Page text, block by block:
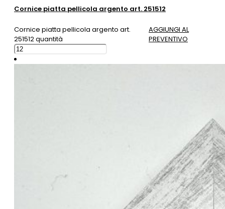
Cornice piatta pellicola argento art. 251512
Cornice piatta pellicola argento art.
251512 quantità
AGGIUNGI AL
PREVENTIVO